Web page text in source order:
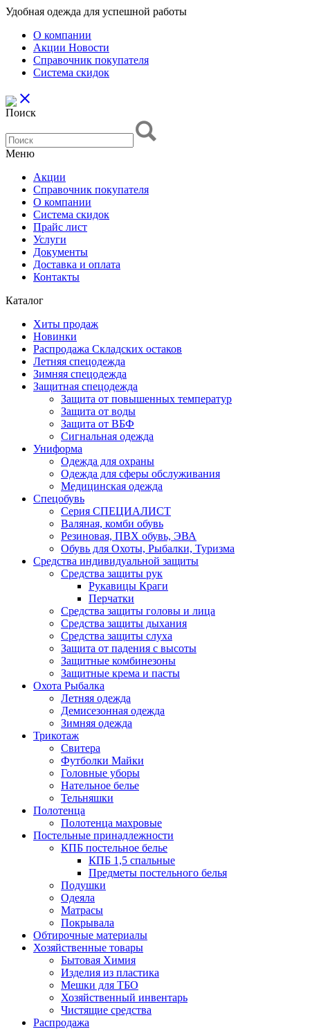
Удобная одежда для успешной работы
О компании
Aкции Новости
Справочник покупателя
Система скидок
close
Поиск
Меню
Aкции
Справочник покупателя
О компании
Система скидок
Прайс лист
Услуги
Документы
Доставка и оплата
Контакты
Каталог
Хиты продаж
Новинки
Распродажа Складских остаков
Летняя спецодежда
Зимняя спецодежда
Защитная спецодежда
Защита от повышенных температур
Защита от воды
Защита от ВБФ
Сигнальная одежда
Униформа
Одежда для охраны
Одежда для сферы обслуживания
Медицинская одежда
Спецобувь
Серия СПЕЦИАЛИСТ
Валяная, комби обувь
Резиновая, ПВХ обувь, ЭВА
Обувь для Охоты, Рыбалки, Туризма
Средства индивидуальной защиты
Средства защиты рук
Рукавицы Краги
Перчатки
Средства защиты головы и лица
Средства защиты дыхания
Средства защиты слуха
Защита от падения с высоты
Защитные комбинезоны
Защитные крема и пасты
Охота Рыбалка
Летняя одежда
Демисезонная одежда
Зимняя одежда
Трикотаж
Свитера
Футболки Майки
Головные уборы
Нательное белье
Тельняшки
Полотенца
Полотенца махровые
Постельные принадлежности
КПБ постельное белье
КПБ 1,5 спальные
Предметы постельного белья
Подушки
Одеяла
Матрасы
Покрывала
Обтирочные материалы
Хозяйственные товары
Бытовая Химия
Изделия из пластика
Мешки для ТБО
Хозяйственный инвентарь
Чистящие средства
Распродажа